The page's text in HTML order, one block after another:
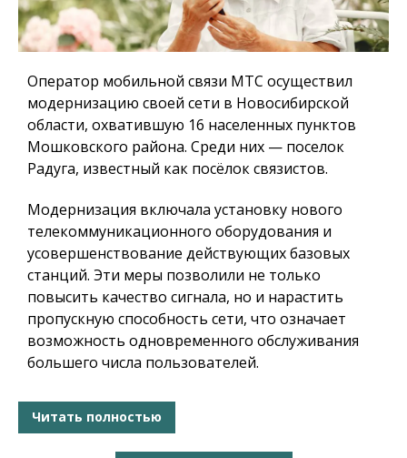
Оператор мобильной связи МТС осуществил
модернизацию своей сети в Новосибирской
области, охватившую 16 населенных пунктов
Мошковского района. Среди них — поселок
Радуга, известный как посёлок связистов.
Модернизация включала установку нового
телекоммуникационного оборудования и
усовершенствование действующих базовых
станций. Эти меры позволили не только
повысить качество сигнала, но и нарастить
пропускную способность сети, что означает
возможность одновременного обслуживания
большего числа пользователей.
Читать полностью